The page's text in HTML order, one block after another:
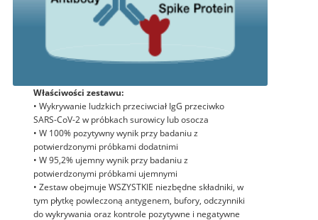
Właściwości zestawu:
• Wykrywanie ludzkich przeciwciał IgG przeciwko
SARS-CoV-2 w próbkach surowicy lub osocza
• W 100% pozytywny wynik przy badaniu z
potwierdzonymi próbkami dodatnimi
• W 95,2% ujemny wynik przy badaniu z
potwierdzonymi próbkami ujemnymi
• Zestaw obejmuje WSZYSTKIE niezbędne składniki, w
tym płytkę powleczoną antygenem, bufory, odczynniki
do wykrywania oraz kontrole pozytywne i negatywne